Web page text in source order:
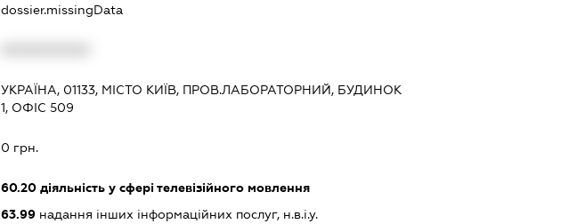
dossier.missingData
УКРАЇНА, 01133, МІСТО КИЇВ, ПРОВ.ЛАБОРАТОРНИЙ, БУДИНОК
1, ОФІС 509
0 грн.
60.20 діяльність у сфері телевізійного мовлення
63.99 надання інших інформаційних послуг, н.в.і.у.